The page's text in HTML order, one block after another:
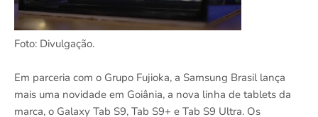
Foto: Divulgação.
Em parceria com o Grupo Fujioka, a Samsung Brasil lança
mais uma novidade em Goiânia, a nova linha de tablets da
marca, o Galaxy Tab S9, Tab S9+ e Tab S9 Ultra. Os